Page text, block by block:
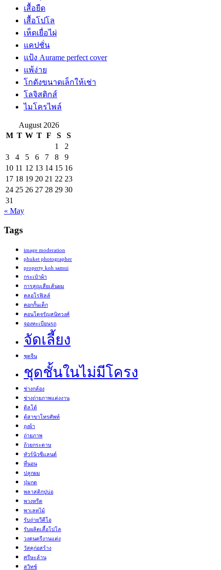
เสื้อยืด
เสื้อโปโล
เห็ดเยื่อไผ่
แคปชั่น
แป้ง Aurame perfect cover
แพ้ง่าย
โกดังขนาดเล็กให้เช่า
โลจิสติกส์
ไมโครไพล์
August 2026
M T W T F S
S
1
2
3
4 5 6 7 8
9
10 11 12 13 14 15 16
17 18 19 20 21 22 23
24 25 26 27 28 29 30
31
« May
Tags
image moderation
phuket photographer
property koh samui
กระเป๋าผ้า
การสูญเสียเส้นผม
คลอโรฟิลล์
คอกกั้นเด็ก
คอนโดจรัญสนิทวงศ์
จองทะเบียนรถ
จัดเลี้ยง
ชุดจีน
ชุดชั้นในไม่มีโครง
ช่างกล้อง
ช่างถ่ายภาพแต่งงาน
ดิลโด้
ตู้สาขาโทรศัพท์
ถุงผ้า
ถ่ายภาพ
ถ้วยกระดาษ
ทัวร์นิวซีแลนด์
ที่นอน
ปลูกผม
ปุ่มกด
พลาสติกปูบ่อ
พวงหรีด
พาเลทไม้
รับถ่ายวีดีโอ
รับผลิตเสื้อโปโล
วงดนตรีงานแต่ง
วัสดุก่อสร้าง
ศรีษะล้าน
สวิทช์